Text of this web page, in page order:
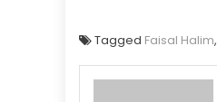
Tagged Faisal Halim,